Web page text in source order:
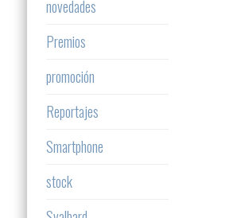
novedades
Premios
promoción
Reportajes
Smartphone
stock